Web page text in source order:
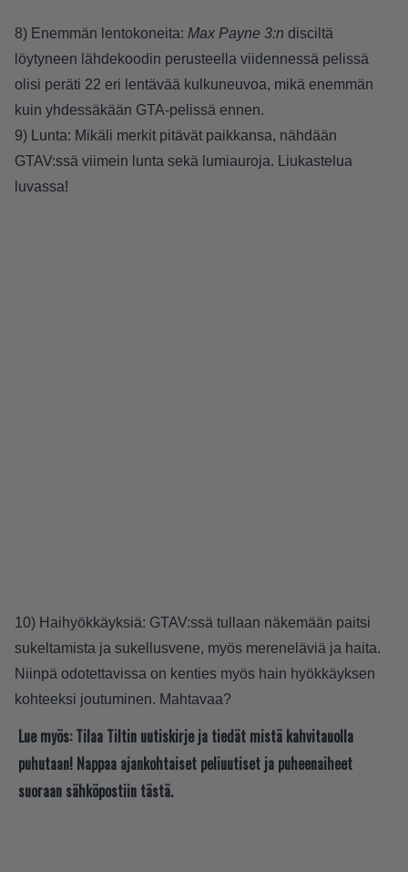
8) Enemmän lentokoneita: Max Payne 3:n disciltä
löytyneen lähdekoodin perusteella viidennessä pelissä
olisi peräti 22 eri lentävää kulkuneuvoa, mikä enemmän
kuin yhdessäkään GTA-pelissä ennen.
9) Lunta: Mikäli merkit pitävät paikkansa, nähdään
GTAV:ssä viimein lunta sekä lumiauroja. Liukastelua
luvassa!
10) Haihyökkäyksiä: GTAV:ssä tullaan näkemään paitsi
sukeltamista ja sukellusvene, myös mereneläviä ja haita.
Niinpä odotettavissa on kenties myös hain hyökkäyksen
kohteeksi joutuminen. Mahtavaa?
Lue myös: Tilaa Tiltin uutiskirje ja tiedät mistä kahvitauolla
puhutaan! Nappaa ajankohtaiset peliuutiset ja puheenaiheet
suoraan sähköpostiin tästä.